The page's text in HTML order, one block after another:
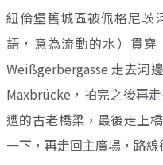
紐倫堡舊城區被佩格尼茨
語，意為流動的水）貫
Weißgerbergasse 走去河
Maxbrücke，拍完之後再
遭的古老橋梁，最後走上
一下，再走回主廣場，路